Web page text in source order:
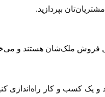
بپردازید.
فروش ملک‌شان هستند و
و یک کسب و کار